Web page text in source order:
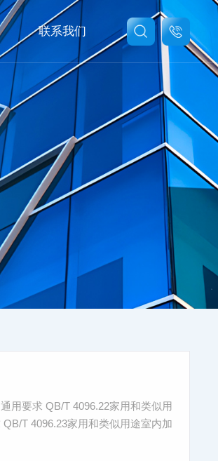
联系我们
联系我们
在线留言
用要求 QB/T 4096.22家用和类似用
T 4096.23家用和类似用途室内加